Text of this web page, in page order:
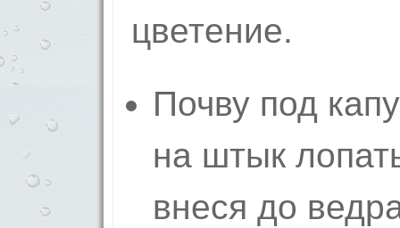
цветение.
Почву под
на штык
внеся до